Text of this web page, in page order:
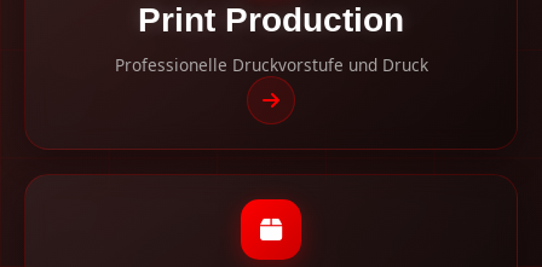
Print Production
Professionelle Druckvorstufe und Druck